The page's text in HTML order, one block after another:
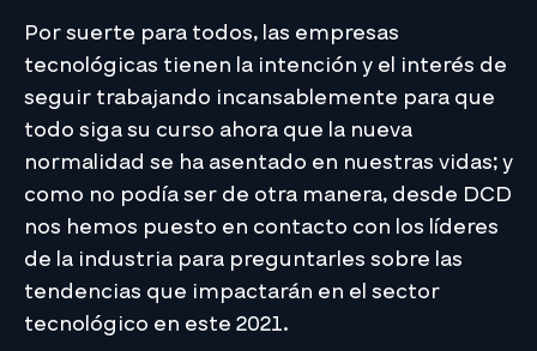
Por suerte para todos, las empresas
tecnológicas tienen la intención y el interés de
seguir trabajando incansablemente para que
todo siga su curso ahora que la nueva
normalidad se ha asentado en nuestras vidas; y
como no podía ser de otra manera, desde DCD
nos hemos puesto en contacto con los líderes
de la industria para preguntarles sobre las
tendencias que impactarán en el sector
tecnológico en este 2021.